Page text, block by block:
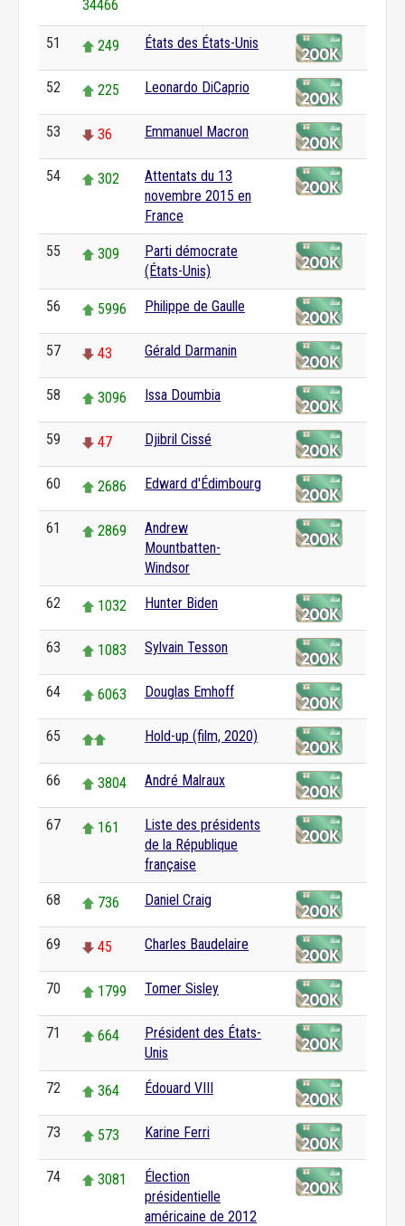
34466
51 249 États des États-Unis
52 225 Leonardo DiCaprio
53 36 Emmanuel Macron
54 302
Attentats du 13
novembre 2015 en
France
55 309
Parti démocrate
(États-Unis)
56 5996 Philippe de Gaulle
57 43 Gérald Darmanin
58 3096 Issa Doumbia
59 47 Djibril Cissé
60 2686 Edward d'Édimbourg
61 2869
Andrew
Mountbatten-
Windsor
62 1032 Hunter Biden
63 1083 Sylvain Tesson
64 6063 Douglas Emhoff
65 Hold-up (film, 2020)
66 3804 André Malraux
67 161
Liste des présidents
de la République
française
68 736 Daniel Craig
69 45 Charles Baudelaire
70 1799 Tomer Sisley
71 664
Président des États-
Unis
72 364 Édouard VIII
73 573 Karine Ferri
74 3081
Élection
présidentielle
américaine de 2012